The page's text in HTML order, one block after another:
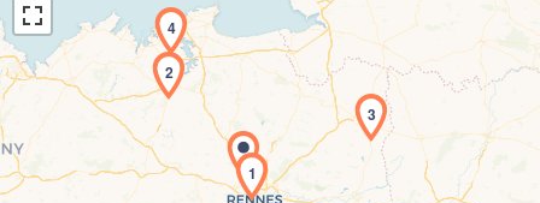
Chargement de la carte en cours...
1
2
3
4